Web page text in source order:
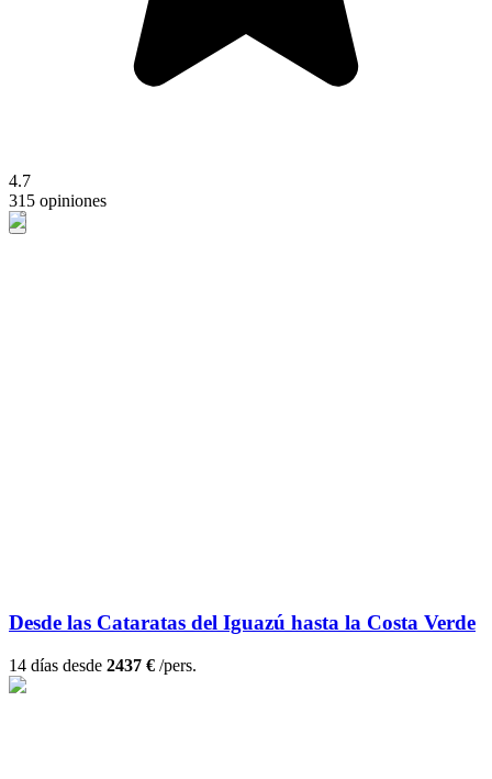
4.7
315 opiniones
Desde las Cataratas del Iguazú hasta la Costa Verde
14 días desde 2437 € /pers.